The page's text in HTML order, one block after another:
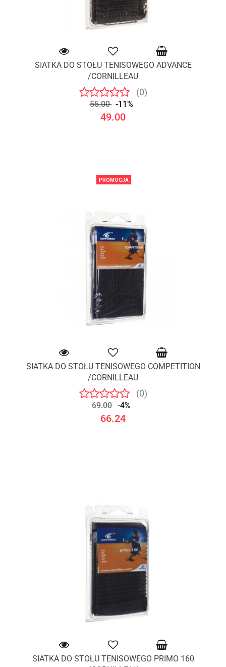
SIATKA DO STOŁU TENISOWEGO ADVANCE
/CORNILLEAU
(0)
55.00 -11%
49.00
PROMOCJA
SIATKA DO STOŁU TENISOWEGO COMPETITION
/CORNILLEAU
(0)
69.00 -4%
66.24
SIATKA DO STOŁU TENISOWEGO PRIMO 160